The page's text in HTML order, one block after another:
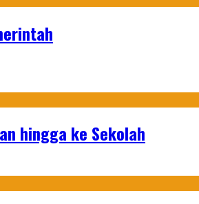
hingga ke Sekolah